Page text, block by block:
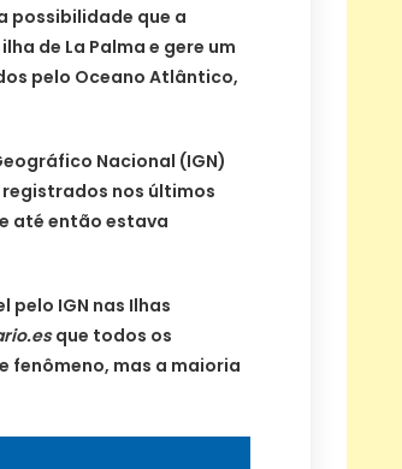
possibilidade que a
de La Palma e gere um
pelo Oceano Atlântico,
Nacional (IGN)
nos últimos
até então estava
pelo IGN nas Ilhas
que todos os
fenômeno, mas a maioria